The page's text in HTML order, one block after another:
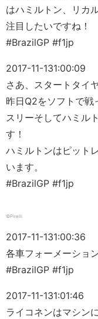
はハミルトン、リカ
注目したいですね！
#BrazilGP #f1jp
2017-11-131:00:09
さあ、スタートタイ
昨日Q2をソフトで戦
スリーそしてハミル
す！
ハミルトンはピット
います。
#BrazilGP #f1jp
©Pirelli
2017-11-131:00:36
各車フォーメーショ
#BrazilGP #f1jp
2017-11-131:01:46
ライコネンはマシン